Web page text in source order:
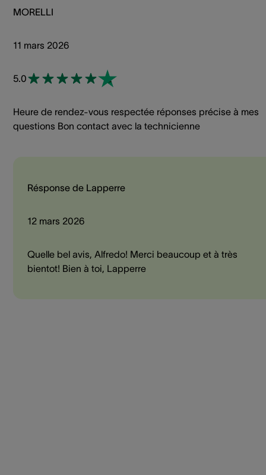
MORELLI
11 mars 2026
5.0
Heure de rendez-vous respectée réponses précise à mes
questions Bon contact avec la technicienne
Résponse de Lapperre
12 mars 2026
Quelle bel avis, Alfredo! Merci beaucoup et à très
bientot! Bien à toi, Lapperre